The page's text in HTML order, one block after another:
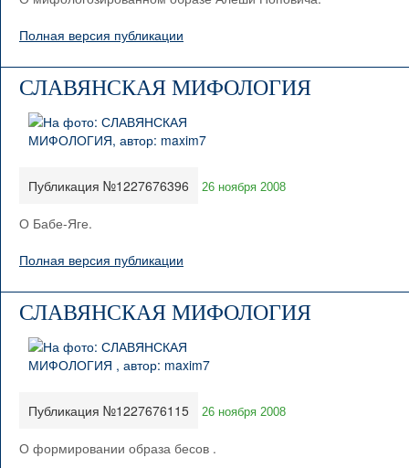
Полная версия публикации
СЛАВЯНСКАЯ МИФОЛОГИЯ
Публикация №1227676396 26 ноября 2008
О Бабе-Яге.
Полная версия публикации
СЛАВЯНСКАЯ МИФОЛОГИЯ
Публикация №1227676115 26 ноября 2008
О формировании образа бесов .